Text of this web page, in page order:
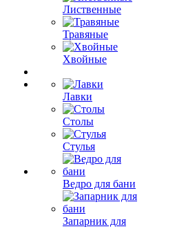
Лиственные
Травяные
Хвойные
Лавки
Столы
Стулья
Ведро для бани
Запарник для